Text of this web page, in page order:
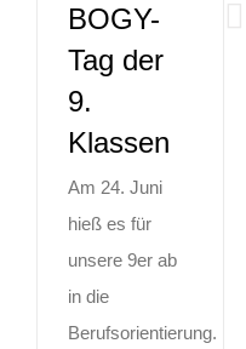
BOGY-
Tag der
9.
Klassen
Am 24. Juni
hieß es für
unsere 9er ab
in die
Berufsorientierung.